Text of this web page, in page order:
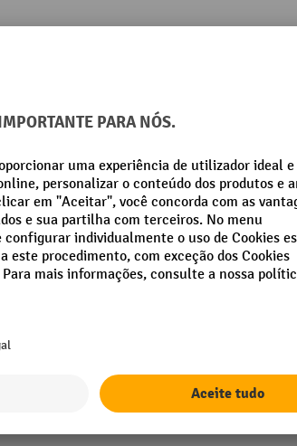
elétrico, rotativo, com suporte de
Largura total
Marca
Mastro de elevação
Modo de operação
Número de baterias
Mostrar todos os detalhes técnicos